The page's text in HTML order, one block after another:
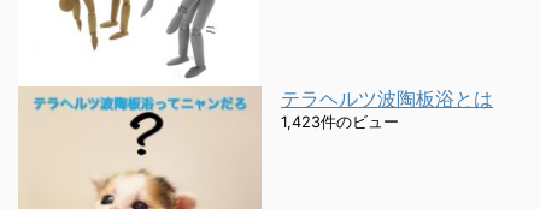
テラヘルツ波陶板浴とは
1,423件のビュー